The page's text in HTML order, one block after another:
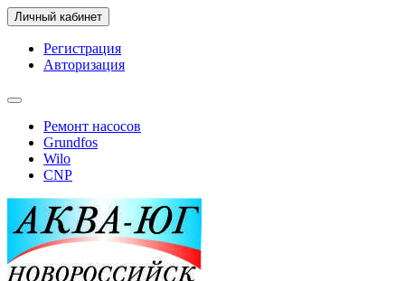
Личный кабинет
Регистрация
Авторизация
Ремонт насосов
Grundfos
Wilo
CNP